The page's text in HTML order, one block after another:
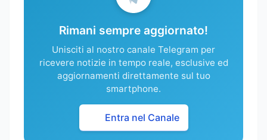
Rimani sempre aggiornato!
Unisciti al nostro canale Telegram per
ricevere notizie in tempo reale, esclusive ed
aggiornamenti direttamente sul tuo
smartphone.
Entra nel Canale